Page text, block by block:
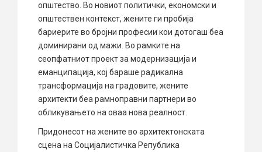
општество. Во новиот политички, економски и
општествен контекст, жените ги пробија
бариерите во бројни професии кои дотогаш беа
доминирани од мажи. Во рамките на
сеопфатниот проект за модернизација и
еманципација, кој бараше радикална
трансформација на градовите, жените
архитекти беа рамноправни партнери во
обликувањето на оваа нова реалност.
Придонесот на жените во архитектонската
сцена на Социјалистичка Република